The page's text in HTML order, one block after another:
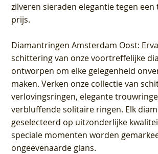
zilveren sieraden elegantie tegen een
prijs.
Diamantringen Amsterdam Oost:
schittering van onze voortreffelijke
ontworpen om elke gelegenheid
maken. Verken onze collectie van
verlovingsringen, elegante
verbluffende solitaire ringen. Elk
geselecteerd op uitzonderlijke
speciale momenten worden
ongeëvenaarde glans.